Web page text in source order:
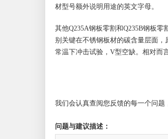
材型号额外说明用途的英文字母。
其他Q235A钢板零割和Q235B钢板
别关键在不锈钢板材的碳含量层面，
常温下冲击试验，V型空缺。相对而
我们会认真查阅您反馈的每一个问题
问题与建议描述：